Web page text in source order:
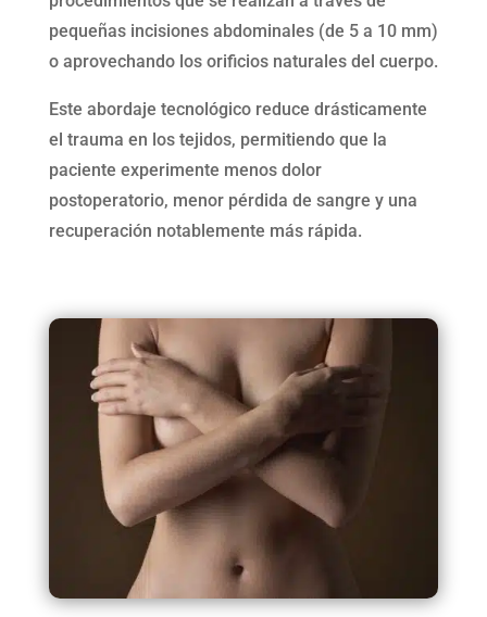
pequeñas incisiones abdominales (de 5 a 10 mm)
o aprovechando los orificios naturales del cuerpo.
Este abordaje tecnológico reduce drásticamente
el trauma en los tejidos, permitiendo que la
paciente experimente menos dolor
postoperatorio, menor pérdida de sangre y una
recuperación notablemente más rápida.